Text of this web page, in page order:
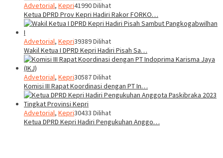
Advetorial, Kepri41990 Dilihat
Ketua DPRD Prov Kepri Hadiri Rakor FORKO…
Advetorial, Kepri39389 Dilihat
Wakil Ketua I DPRD Kepri Hadiri Pisah Sa…
Advetorial, Kepri30587 Dilihat
Komisi III Rapat Koordinasi dengan PT In…
Advetorial, Kepri30433 Dilihat
Ketua DPRD Kepri Hadiri Pengukuhan Anggo…